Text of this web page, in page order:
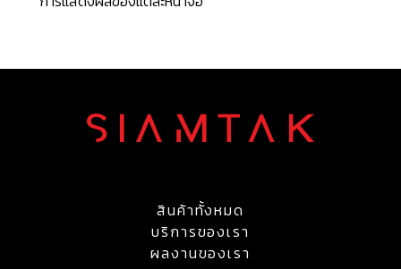
สินค้าทั้งหมด
บริการของเรา
ผลงานของเรา